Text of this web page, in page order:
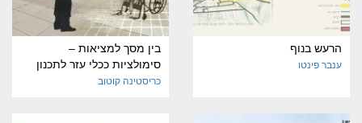
הרעש בנוף
ענבר פינטו
בין מסך למציאות –
סימולציות ככלי עזר לתכנון
כריסטינה קוטוב